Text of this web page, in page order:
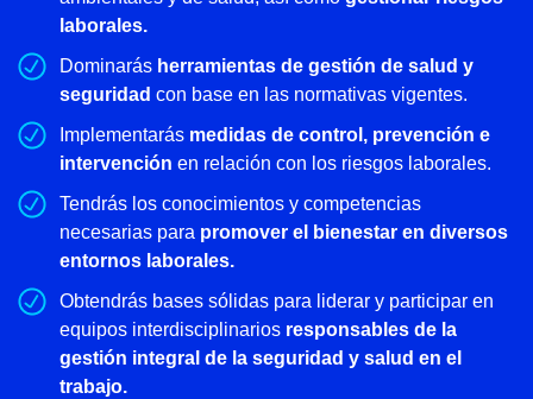
laborales.
Dominarás herramientas de gestión de salud y
seguridad con base en las normativas vigentes.
Implementarás medidas de control, prevención e
intervención en relación con los riesgos laborales.
Tendrás los conocimientos y competencias
necesarias para promover el bienestar en diversos
entornos laborales.
Obtendrás bases sólidas para liderar y participar en
equipos interdisciplinarios responsables de la
gestión integral de la seguridad y salud en el
trabajo.